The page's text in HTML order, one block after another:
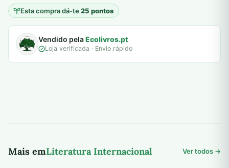
Esta compra dá-te25 pontos
Vendido pelaEcolivros.pt
Loja verificada · Envio rápido
Mais emLiteratura Internacional Ver todos →